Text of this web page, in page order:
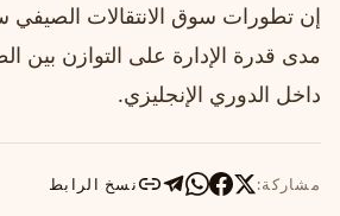
إن تطورات سوق الانتقالات الصيفي
مدى قدرة الإدارة على التوازن بين
داخل الدوري الإنجليزي.
مشاركة: نسخ الرابط